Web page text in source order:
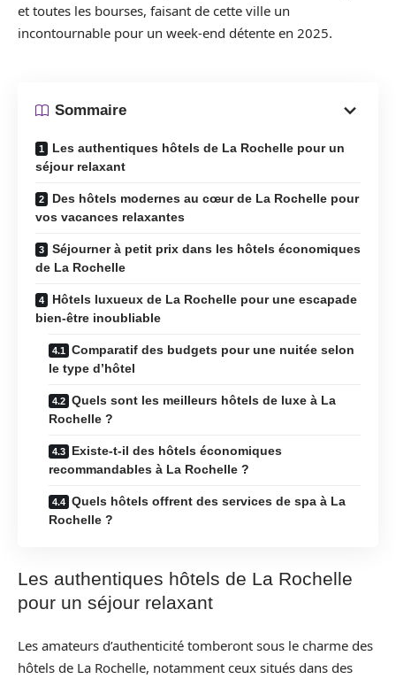
et toutes les bourses, faisant de cette ville un
incontournable pour un week-end détente en 2025.
Sommaire
Les authentiques hôtels de La Rochelle pour un
séjour relaxant
Des hôtels modernes au cœur de La Rochelle pour
vos vacances relaxantes
Séjourner à petit prix dans les hôtels économiques
de La Rochelle
Hôtels luxueux de La Rochelle pour une escapade
bien-être inoubliable
Comparatif des budgets pour une nuitée selon
le type d’hôtel
Quels sont les meilleurs hôtels de luxe à La
Rochelle ?
Existe-t-il des hôtels économiques
recommandables à La Rochelle ?
Quels hôtels offrent des services de spa à La
Rochelle ?
Les authentiques hôtels de La Rochelle
pour un séjour relaxant
Les amateurs d’authenticité tomberont sous le charme des
hôtels de La Rochelle, notamment ceux situés dans des